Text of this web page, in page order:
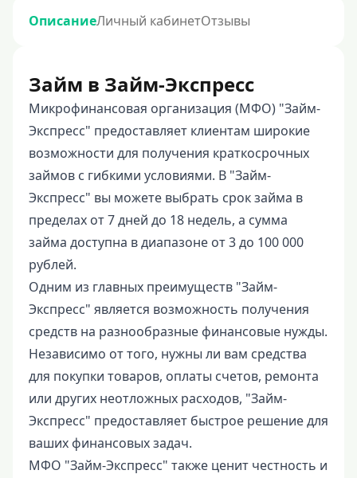
ОписаниеЛичный кабинетОтзывы
Займ в Займ-Экспресс
Микрофинансовая организация (МФО) "Займ-
Экспресс" предоставляет клиентам широкие
возможности для получения краткосрочных
займов с гибкими условиями. В "Займ-
Экспресс" вы можете выбрать срок займа в
пределах от 7 дней до 18 недель, а сумма
займа доступна в диапазоне от 3 до 100 000
рублей.
Одним из главных преимуществ "Займ-
Экспресс" является возможность получения
средств на разнообразные финансовые нужды.
Независимо от того, нужны ли вам средства
для покупки товаров, оплаты счетов, ремонта
или других неотложных расходов, "Займ-
Экспресс" предоставляет быстрое решение для
ваших финансовых задач.
МФО "Займ-Экспресс" также ценит честность и